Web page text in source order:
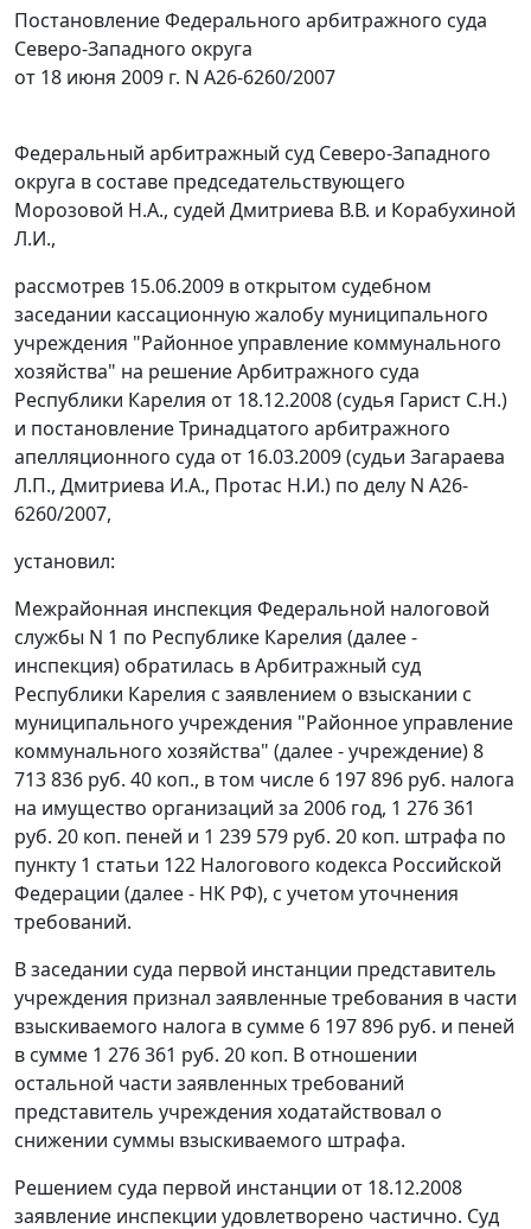
Постановление Федерального арбитражного суда
Северо-Западного округа
от 18 июня 2009 г. N А26-6260/2007
Федеральный арбитражный суд Северо-Западного
округа в составе председательствующего
Морозовой Н.А., судей Дмитриева В.В. и Корабухиной
Л.И.,
рассмотрев 15.06.2009 в открытом судебном
заседании кассационную жалобу муниципального
учреждения "Районное управление коммунального
хозяйства" на решение Арбитражного суда
Республики Карелия от 18.12.2008 (судья Гарист С.Н.)
и постановлениеТринадцатого арбитражного
апелляционного суда от 16.03.2009 (судьи Загараева
Л.П., Дмитриева И.А., Протас Н.И.) по делу N А26-
6260/2007,
установил:
Межрайонная инспекция Федеральной налоговой
службы N 1 по Республике Карелия (далее -
инспекция) обратилась в Арбитражный суд
Республики Карелия с заявлением о взыскании с
муниципального учреждения "Районное управление
коммунального хозяйства" (далее - учреждение) 8
713 836 руб. 40 коп., в том числе 6 197 896 руб. налога
на имущество организаций за 2006 год, 1 276 361
руб. 20 коп. пеней и 1 239 579 руб. 20 коп. штрафа по
пункту 1 статьи 122 Налогового кодекса Российской
Федерации (далее - НК РФ), с учетом уточнения
требований.
В заседании суда первой инстанции представитель
учреждения признал заявленные требования в части
взыскиваемого налога в сумме 6 197 896 руб. и пеней
в сумме 1 276 361 руб. 20 коп. В отношении
остальной части заявленных требований
представитель учреждения ходатайствовал о
снижении суммы взыскиваемого штрафа.
Решением суда первой инстанции от 18.12.2008
заявление инспекции удовлетворено частично. Суд